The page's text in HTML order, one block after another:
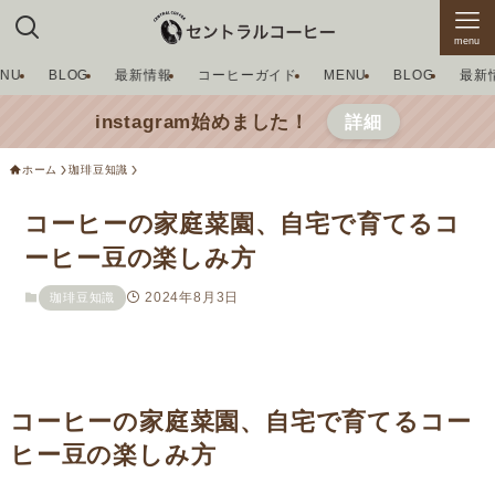
menu
BLOG 最新情報 コーヒーガイド MENU BLOG 最新
instagram始めました！ 詳細
ホーム 珈琲豆知識
コーヒーの家庭菜園、自宅で育てるコ
ーヒー豆の楽しみ方
珈琲豆知識 2024年8月3日
コーヒーの家庭菜園、自宅で育てるコー
ヒー豆の楽しみ方